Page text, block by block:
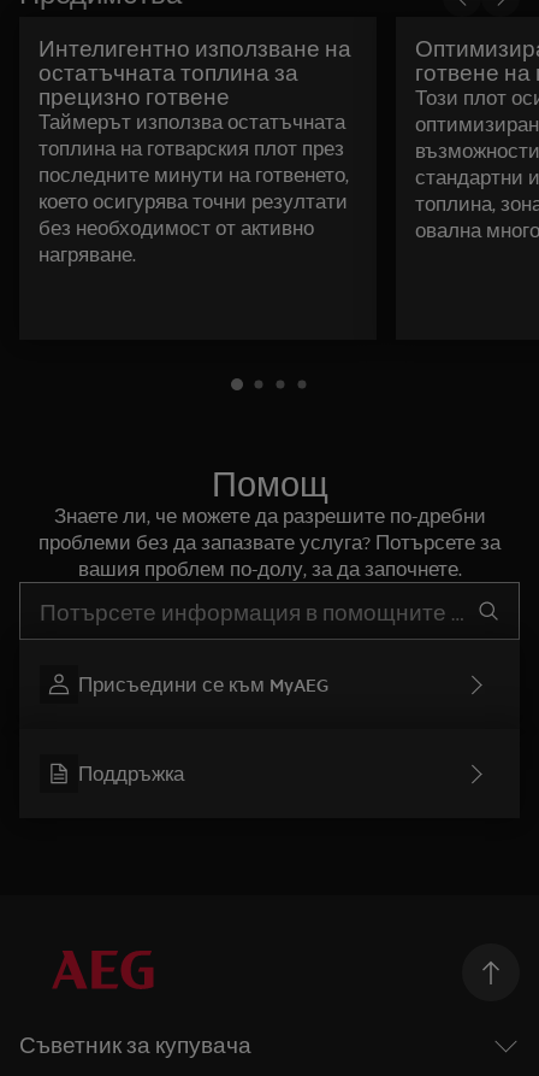
Интелигентно използване на
остатъчната топлина за
прецизно готвене
Таймерът използва остатъчната
топлина на готварския плот през
последните минути на готвенето,
което осигурява точни резултати
без необходимост от активно
нагряване.
готвене на
Този плот
стандартни
топлина,
овална
Помощ
Знаете ли, че можете да разрешите по-дребни
проблеми без да запазвате услуга? Потърсете за
вашия проблем по-долу, за да започнете.
Присъедини се към MyAEG
Поддръжка
Съветник за купувача